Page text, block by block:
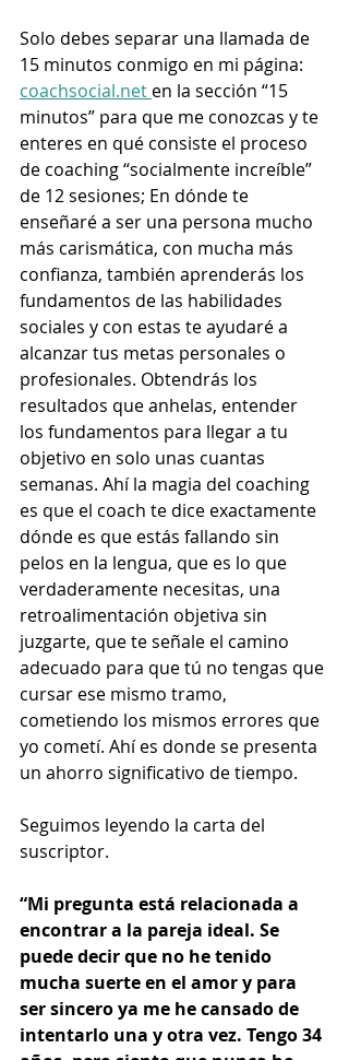
Solo debes separar una llamada de
15 minutos conmigo en mi página:
coachsocial.net en la sección “15
minutos” para que me conozcas y te
enteres en qué consiste el proceso
de coaching “socialmente increíble”
de 12 sesiones; En dónde te
enseñaré a ser una persona mucho
más carismática, con mucha más
confianza, también aprenderás los
fundamentos de las habilidades
sociales y con estas te ayudaré a
alcanzar tus metas personales o
profesionales. Obtendrás los
resultados que anhelas, entender
los fundamentos para llegar a tu
objetivo en solo unas cuantas
semanas. Ahí la magia del coaching
es que el coach te dice exactamente
dónde es que estás fallando sin
pelos en la lengua, que es lo que
verdaderamente necesitas, una
retroalimentación objetiva sin
juzgarte, que te señale el camino
adecuado para que tú no tengas que
cursar ese mismo tramo,
cometiendo los mismos errores que
yo cometí. Ahí es donde se presenta
un ahorro significativo de tiempo.
Seguimos leyendo la carta del
suscriptor.
“Mi pregunta está relacionada a
encontrar a la pareja ideal. Se
puede decir que no he tenido
mucha suerte en el amor y para
ser sincero ya me he cansado de
intentarlo una y otra vez. Tengo 34